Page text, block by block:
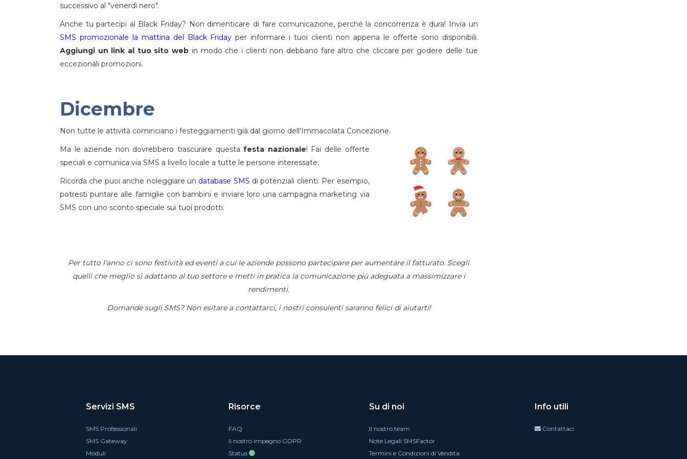
successivo al "venerdì nero".
Anche tu partecipi al Black Friday? Non dimenticare di fare comunicazione, perché la concorrenza è dura! Invia un
SMS promozionale la mattina del Black Friday per informare i tuoi clienti non appena le offerte sono disponibili.
Aggiungi un link al tuo sito web in modo che i clienti non debbano fare altro che cliccare per godere delle tue
eccezionali promozioni.
Dicembre
Non tutte le attività cominciano i festeggiamenti già dal giorno dell'Immacolata Concezione.
Ma le aziende non dovrebbero trascurare questa festa nazionale! Fai delle offerte
speciali e comunica via SMS a livello locale a tutte le persone interessate.
Ricorda che puoi anche noleggiare un database SMS di potenziali clienti. Per esempio,
potresti puntare alle famiglie con bambini e inviare loro una campagna marketing via
SMS con uno sconto speciale sui tuoi prodotti.
Per tutto l'anno ci sono festività ed eventi a cui le aziende possono partecipare per aumentare il fatturato. Scegli
quelli che meglio si adattano al tuo settore e metti in pratica la comunicazione più adeguata a massimizzare i
rendimenti.
Domande sugli SMS? Non esitare a contattarci, i nostri consulenti saranno felici di aiutarti!
Servizi SMS
SMS Professionali
SMS Gateway
Moduli
Risorce
FAQ
Il nostro impegno GDPR
Status
Su di noi
Il nostro team
Note Legali SMSFactor
Termini e Condizioni di Vendita
Info utili
Contattaci